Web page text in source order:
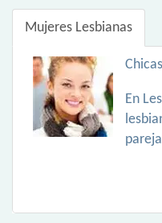
Mujeres Lesbianas
En